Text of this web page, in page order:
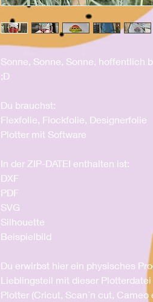
Sonne, Sonne, Sonne, hoffentlich
;D
Du brauchst:
Flexfolie, Flockfolie, Designerfolie
Plotter mit Software
In der ZIP-DATEI enthalten ist:
DXF
PDF
SVG
Silhouette
Beispielbild
Du erwirbst hier ein physisches
Lieblingsteil mit dieser
Plotter (Cricut, Scan´n cut, Cameo